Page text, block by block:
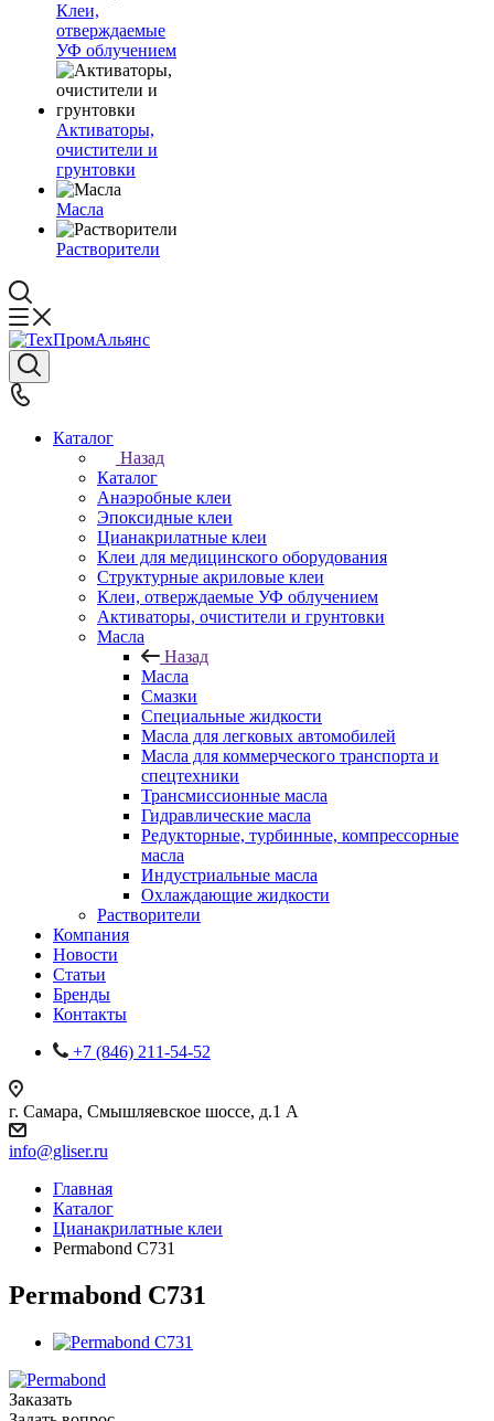
Клеи,
отверждаемые
УФ облучением
Активаторы,
очистители и
грунтовки
Масла
Растворители
Каталог
Назад
Каталог
Анаэробные клеи
Эпоксидные клеи
Цианакрилатные клеи
Клеи для медицинского оборудования
Структурные акриловые клеи
Клеи, отверждаемые УФ облучением
Активаторы, очистители и грунтовки
Масла
Назад
Масла
Смазки
Специальные жидкости
Масла для легковых автомобилей
Масла для коммерческого транспорта и
спецтехники
Трансмиссионные масла
Гидравлические масла
Редукторные, турбинные, компрессорные
масла
Индустриальные масла
Охлаждающие жидкости
Растворители
Компания
Новости
Статьи
Бренды
Контакты
+7 (846) 211-54-52
г. Самара, Смышляевское шоссе, д.1 А
info@gliser.ru
Главная
Каталог
Цианакрилатные клеи
Permabond C731
Permabond C731
Заказать